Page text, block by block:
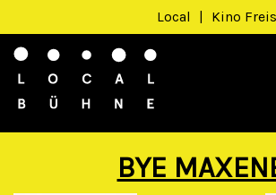
Local | Kino
BYE